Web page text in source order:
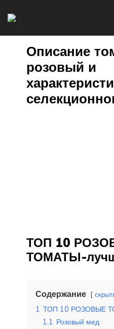
Описание
розовый и
ТОП 10
ТОМАТЫ-
Содержание
1 ТОП 10 РОЗОВЫЕ
1.1 Розовый мед